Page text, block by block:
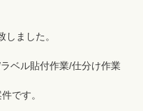
ました。
ベル貼付作業/仕分け作業
です。